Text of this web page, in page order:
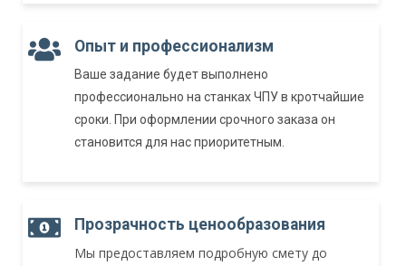
Опыт и профессионализм
Ваше задание будет выполнено
профессионально на станках ЧПУ в кротчайшие
сроки. При оформлении срочного заказа он
становится для нас приоритетным.
Прозрачность ценообразования
Мы предоставляем подробную смету до